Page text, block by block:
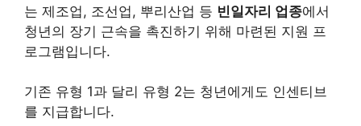
는 제조업, 조선업, 뿌리산업 등 빈일자리 업종에서
청년의 장기 근속을 촉진하기 위해 마련된 지원 프
로그램입니다.
기존 유형 1과 달리 유형 2는 청년에게도 인센티브
를 지급합니다.